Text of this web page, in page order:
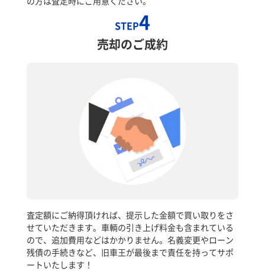
STEP4
売却のご成約
査定額にご納得頂ければ、提示した金額で買い取りをさ
せていただきます。車輌の引き上げ料金も含まれている
ので、追加費用などはかかりません。名義変更やローン
残債の手続きなど、旧車王が最後まで責任を持ってサポ
ートいたします！